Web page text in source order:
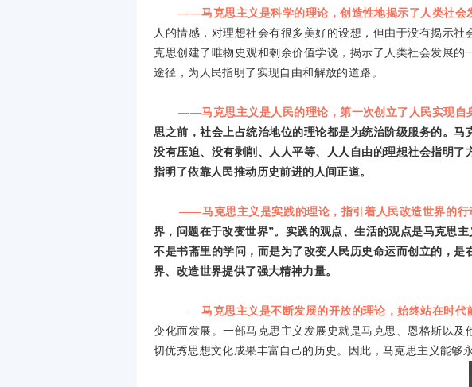
——马克思主义是科学的理论，创造性地揭示了人类社会
人的情感，对理想社会有很多美好的设想，但由于没有揭示
克思创建了唯物史观和剩余价值学说，揭示了人类社会发展
途径，为人民指明了实现自由和解放的道路。
——马克思主义是人民的理论，第一次创立了人民实现自
思之前，社会上占统治地位的理论都是为统治阶级服务的。
没有压迫、没有剥削、人人平等、人人自由的理想社会指明
指明了依靠人民推动历史前进的人间正道。
——马克思主义是实践的理论，指引着人民改造世界的行
界，问题在于改变世界”。实践的观点、生活的观点是马克思
不是书斋里的学问，而是为了改变人民历史命运而创立的，
界、改造世界提供了强大精神力量。
——马克思主义是不断发展的开放的理论，始终站在时代
变化而发展。一部马克思主义发展史就是马克思、恩格斯以
切优秀思想文化成果丰富自己的历史。因此，马克思主义能够